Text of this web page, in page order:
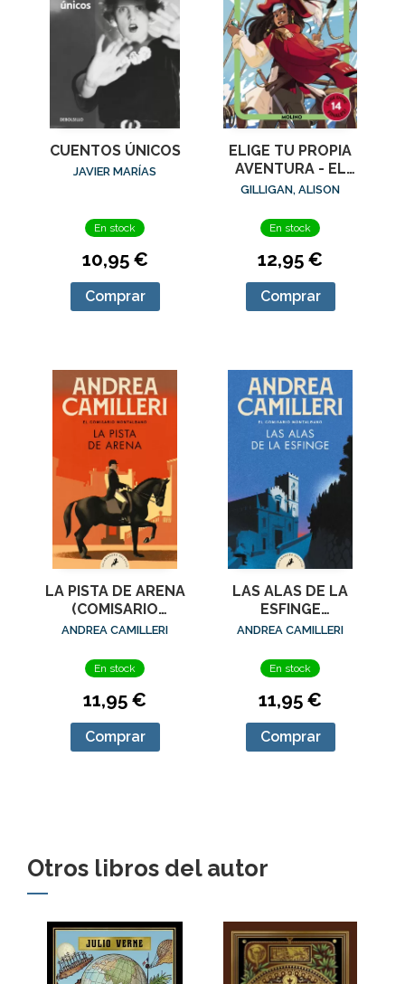
CUENTOS ÚNICOS
JAVIER MARÍAS
En stock
10,95 €
Comprar
ELIGE TU PROPIA
AVENTURA - EL
TESORO DEL
GILLIGAN, ALISON
En stock
12,95 €
Comprar
LA PISTA DE ARENA
(COMISARIO
MONTALBANO 16)
ANDREA CAMILLERI
En stock
11,95 €
Comprar
LAS ALAS DE LA
ESFINGE
(COMISARIO
ANDREA CAMILLERI
En stock
11,95 €
Comprar
Otros libros del autor